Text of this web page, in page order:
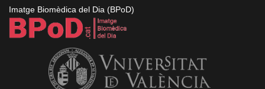
Imatge Biomèdica del Dia (BPoD)